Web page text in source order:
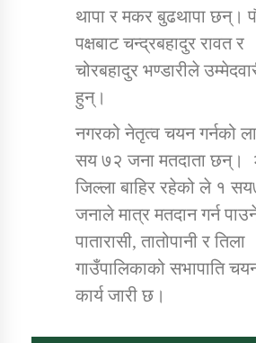
थापा र मकर बुढथापा छन्।
पक्षबाट चन्द्रबहादुर रावत र
चोरबहादुर भण्डारीले
हुन्।
नगरको नेतृत्व चयन गर्नको
सय ७२ जना मतदाता छन्।
जिल्ला बाहिर रहेको ले १
जनाले मात्र मतदान गर्न
पातारासी, तातोपानी र तिला
गाउँपालिकाको सभापाति
कार्य जारी छ।